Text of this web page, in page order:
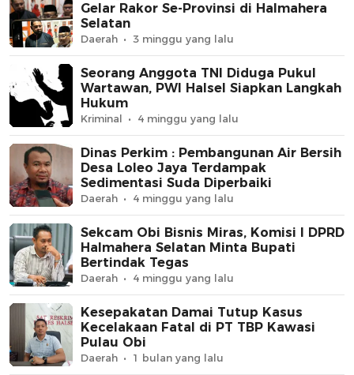
Gelar Rakor Se-Provinsi di Halmahera
Selatan
Daerah 3 minggu yang lalu
Seorang Anggota TNI Diduga Pukul
Wartawan, PWI Halsel Siapkan Langkah
Hukum
Kriminal 4 minggu yang lalu
Dinas Perkim : Pembangunan Air Bersih
Desa Loleo Jaya Terdampak
Sedimentasi Suda Diperbaiki
Daerah 4 minggu yang lalu
Sekcam Obi Bisnis Miras, Komisi I DPRD
Halmahera Selatan Minta Bupati
Bertindak Tegas
Daerah 4 minggu yang lalu
Kesepakatan Damai Tutup Kasus
Kecelakaan Fatal di PT TBP Kawasi
Pulau Obi
Daerah 1 bulan yang lalu